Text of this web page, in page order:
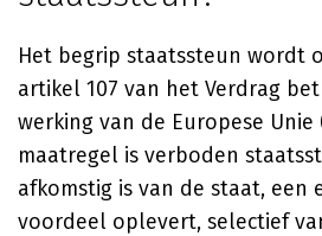
Het begrip staatssteun wordt
artikel 107 van het Verdrag
werking van de Europese Unie
maatregel is verboden
afkomstig is van de staat, een
voordeel oplevert, selectief